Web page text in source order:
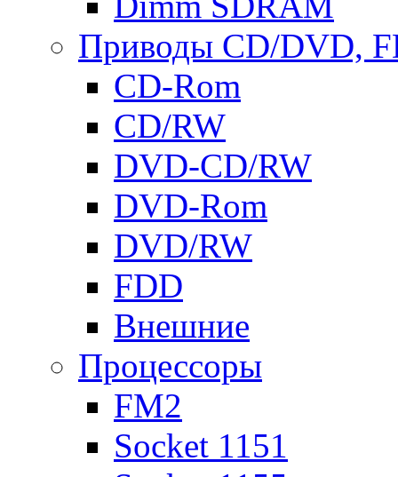
Приводы СD/DVD,
CD-Rom
CD/RW
DVD-CD/RW
DVD-Rom
DVD/RW
FDD
Внешние
Процессоры
FM2
Socket 1151